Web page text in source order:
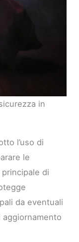
in
l’uso di
le
principale di
da eventuali